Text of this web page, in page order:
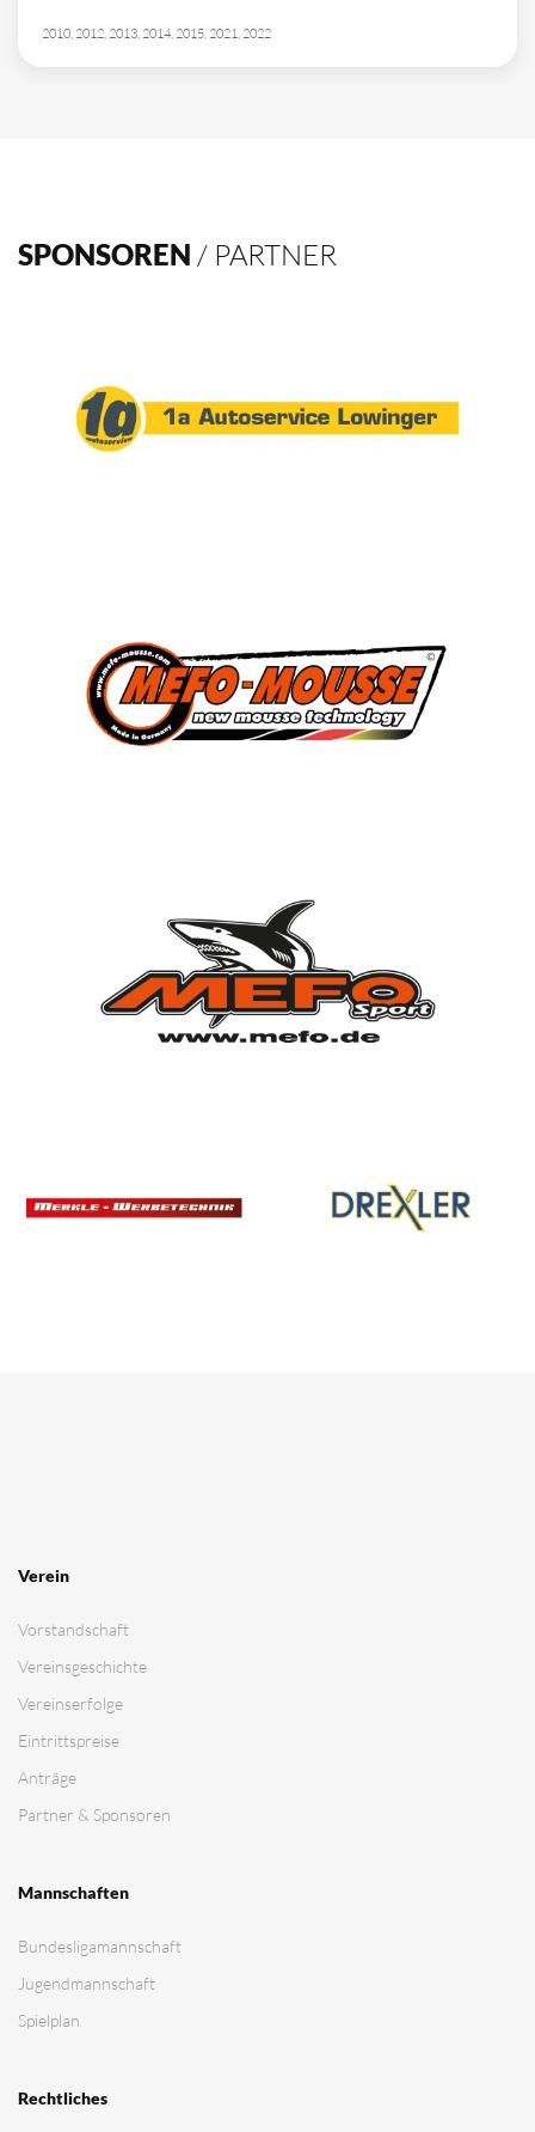
2010, 2012, 2013, 2014, 2015, 2021, 2022
SPONSOREN / PARTNER
Verein
Vorstandschaft
Vereinsgeschichte
Vereinserfolge
Eintrittspreise
Anträge
Partner & Sponsoren
Mannschaften
Bundesligamannschaft
Jugendmannschaft
Spielplan
Rechtliches